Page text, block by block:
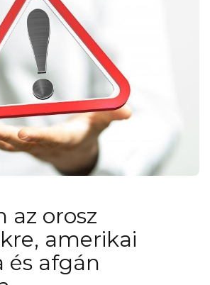
az orosz
amerikai
és afgán